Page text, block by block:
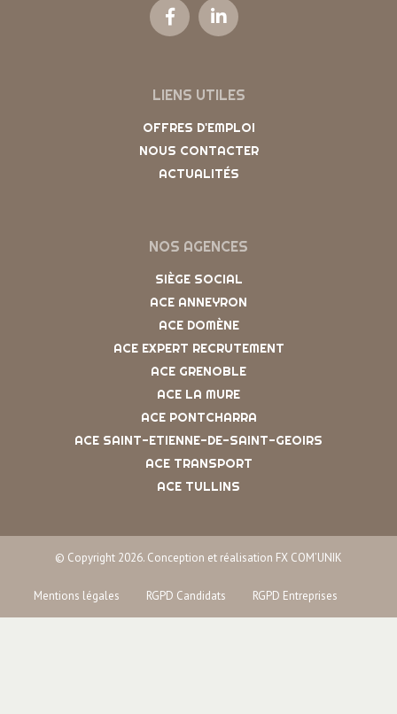
LIENS UTILES
OFFRES D'EMPLOI
NOUS CONTACTER
ACTUALITÉS
NOS AGENCES
SIÈGE SOCIAL
ACE ANNEYRON
ACE DOMÈNE
ACE EXPERT RECRUTEMENT
ACE GRENOBLE
ACE LA MURE
ACE PONTCHARRA
ACE SAINT-ETIENNE-DE-SAINT-GEOIRS
ACE TRANSPORT
ACE TULLINS
© Copyright 2026. Conception et réalisation FX COM’UNIK
RGPD Entreprises
RGPD Candidats
Mentions légales